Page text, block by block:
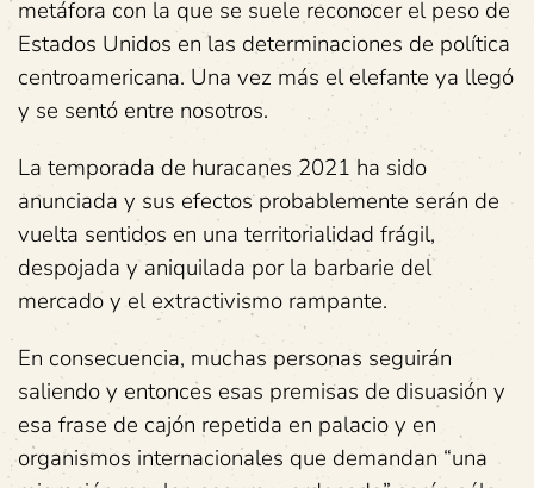
metáfora con la que se suele reconocer el peso de
Estados Unidos en las determinaciones de política
centroamericana. Una vez más el elefante ya llegó
y se sentó entre nosotros.
La temporada de huracanes 2021 ha sido
anunciada y sus efectos probablemente serán de
vuelta sentidos en una territorialidad frágil,
despojada y aniquilada por la barbarie del
mercado y el extractivismo rampante.
En consecuencia, muchas personas seguirán
saliendo y entonces esas premisas de disuasión y
esa frase de cajón repetida en palacio y en
organismos internacionales que demandan “una